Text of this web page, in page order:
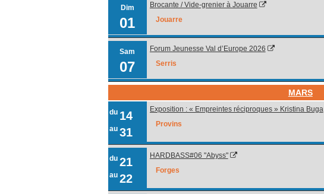
Dim
01
Brocante / Vide-grenier à Jouarre
Jouarre
Sam
07
Forum Jeunesse Val d’Europe 2026
Serris
MARS
du 14
au 31
Exposition : « Empreintes réciproques » Kristina Buga
Provins
du 21
au 22
HARDBASS#06 "Abyss"
Forges